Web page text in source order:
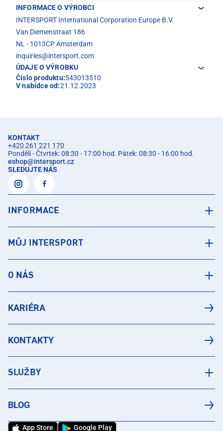
INFORMACE O VÝROBCI
INTERSPORT International Corporation Europe B.V.
Van Diemenstraat 186
NL - 1013CP Amsterdam
inquiries@intersport.com
ÚDAJE O VÝROBKU
Číslo produktu:543013510
V nabídce od:21.12.2023
KONTAKT
+420 261 221 170
Pondělí - Čtvrtek: 08:30 - 17:00 hod. Pátek: 08:30 - 16:00 hod.
eshop@intersport.cz
SLEDUJTE NÁS
INFORMACE
MŮJ INTERSPORT
O NÁS
KARIÉRA
KONTAKTY
SLUŽBY
BLOG
App Store Google Play